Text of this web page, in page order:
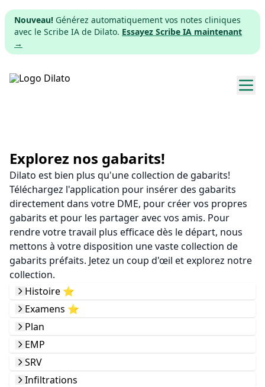
Nouveau! Générez automatiquement vos notes cliniques
avec le Scribe IA de Dilato. Essayez Scribe IA maintenant
→
Tarifs
Télécharger
App web
S'inscrire
Explorez nos gabarits!
Dilato est bien plus qu'une collection de gabarits!
Téléchargez l'application pour insérer des gabarits
directement dans votre DME, pour créer vos propres
gabarits et pour les partager avec vos amis. Pour
rendre votre travail plus efficace dès le départ, nous
mettons à votre disposition une vaste collection de
gabarits préfaits. Jetez un coup d'œil et explorez notre
collection.
Histoire ⭐️
Examens ⭐️
Plan
EMP
SRV
Infiltrations